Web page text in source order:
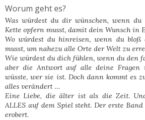
Worum geht es?
Was würdest du dir wünschen, wenn
Kette opfern musst, damit dein Wunsch in
Wo würdest du hinreisen, wenn du bloß
musst, um nahezu alle Orte der Welt zu
Wie würdest du dich fühlen, wenn du den
aber die Antwort auf alle deine Fragen
wüsste, wer sie ist. Doch dann kommt es
alles verändert …
Eine Liebe, die älter ist als die Zeit.
ALLES auf dem Spiel steht. Der erste
erobert.